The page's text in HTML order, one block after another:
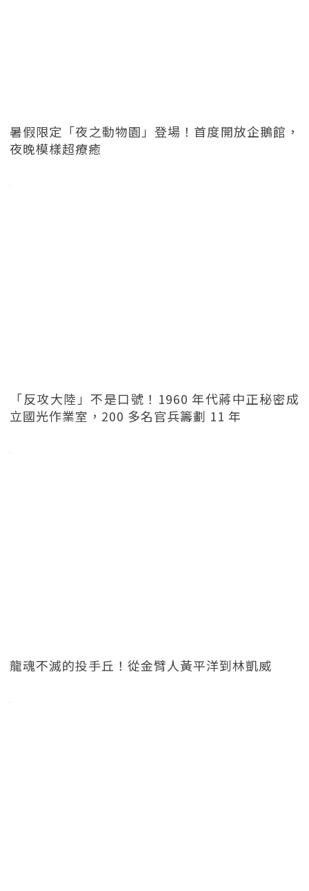
暑假限定「夜之動物園」登場！首度開放企鵝館，
夜晚模樣超療癒
「反攻大陸」不是口號！1960 年代蔣中正秘密成
立國光作業室，200 多名官兵籌劃 11 年
龍魂不滅的投手丘！從金臂人黃平洋到林凱威